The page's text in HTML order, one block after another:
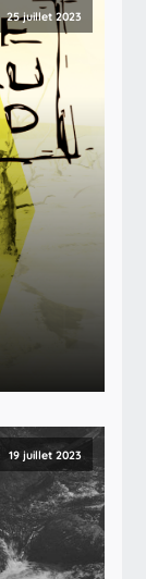
25 juillet 2023
19 juillet 2023